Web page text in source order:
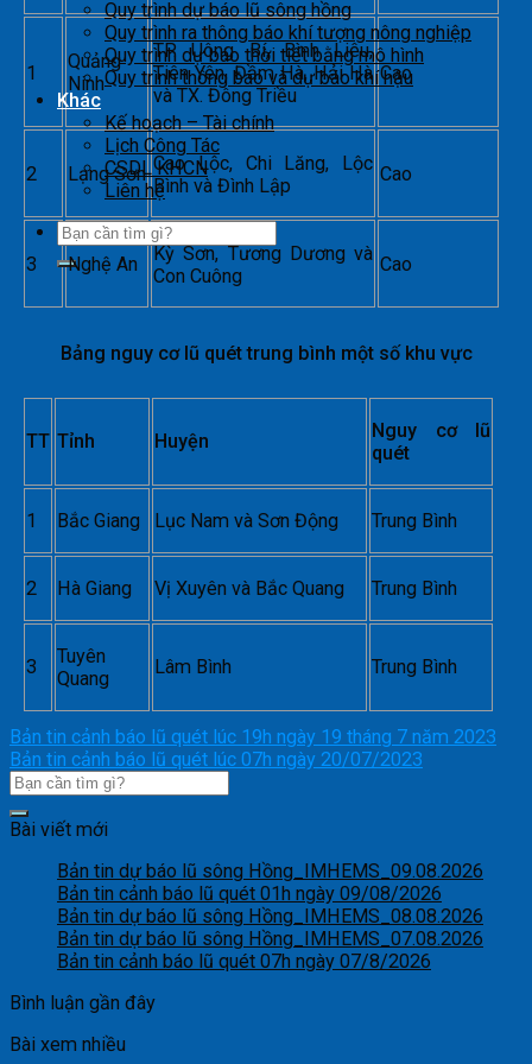
Quy trình dự báo lũ sông hồng
Quy trình ra thông báo khí tượng nông nghiệp
Quy trình dự báo thời tiết bằng mô hình
Quy trình thông báo và dự báo khí hậu
Khác
Kế hoạch – Tài chính
Lịch Công Tác
CSDL KHCN
Liên hệ
1
Quảng
Ninh
TP. Uông Bí, Bình Liêu,
Tiên Yên, Đầm Hà, Hải Hà
và TX. Đông Triều
Cao
2 Lạng Sơn Cao Lộc, Chi Lăng, Lộc
Bình và Đình Lập
Cao
3 Nghệ An
Kỳ Sơn, Tương Dương và
Con Cuông
Cao
Bảng nguy cơ lũ quét trung bình một số khu vực
TT Tỉnh Huyện
Nguy cơ lũ
quét
1 Bắc Giang Lục Nam và Sơn Động Trung Bình
2 Hà Giang Vị Xuyên và Bắc Quang Trung Bình
3
Tuyên
Quang
Lâm Bình Trung Bình
Bản tin cảnh báo lũ quét lúc 19h ngày 19 tháng 7 năm 2023
Bản tin cảnh báo lũ quét lúc 07h ngày 20/07/2023
Bài viết mới
Bản tin dự báo lũ sông Hồng_IMHEMS_09.08.2026
Bản tin cảnh báo lũ quét 01h ngày 09/08/2026
Bản tin dự báo lũ sông Hồng_IMHEMS_08.08.2026
Bản tin dự báo lũ sông Hồng_IMHEMS_07.08.2026
Bản tin cảnh báo lũ quét 07h ngày 07/8/2026
Bình luận gần đây
Bài xem nhiều